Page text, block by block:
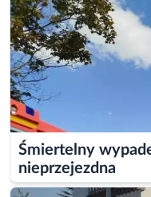
Śmiertelny
nieprzejezdna